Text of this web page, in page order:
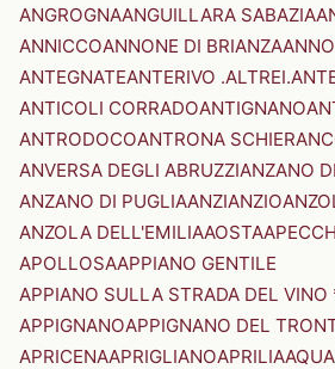
ANGROGNAANGUILLARA SABAZIA
ANNICCOANNONE DI BRIANZA
ANTEGNATEANTERIVO .ALTREI.
ANTICOLI CORRADOANTIGNANO
ANTRODOCOANTRONA
ANVERSA DEGLI ABRUZZIANZANO
ANZANO DI PUGLIAANZIANZIO
ANZOLA DELL'EMILIAAOSTA
APOLLOSAAPPIANO GENTILE
APPIANO SULLA STRADA DEL VINO
APPIGNANOAPPIGNANO DEL
APRICENAAPRIGLIANOAPRILIA